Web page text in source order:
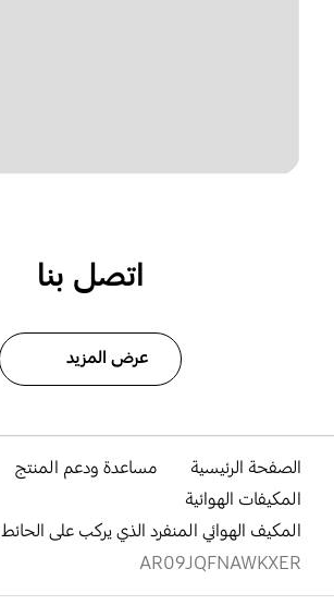
اتصل بنا
عرض المزيد
الصفحة الرئيسية
مساعدة ودعم المنتج
المكيفات الهوائية
المكيف الهوائي المنفرد الذي يركب على الحائط
AR09JQFNAWKXER